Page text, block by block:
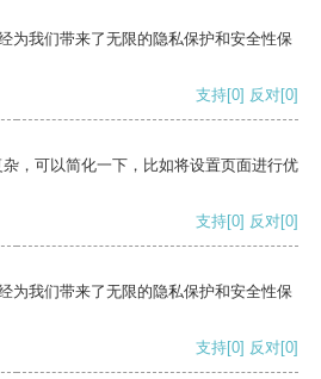
为我们带来了无限的隐私保护和安全性保
支持[0] 反对[0]
，可以简化一下，比如将设置页面进行优
支持[0] 反对[0]
为我们带来了无限的隐私保护和安全性保
支持[0] 反对[0]